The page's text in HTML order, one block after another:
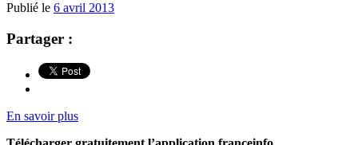
Publié le 6 avril 2013
Partager :
En savoir plus